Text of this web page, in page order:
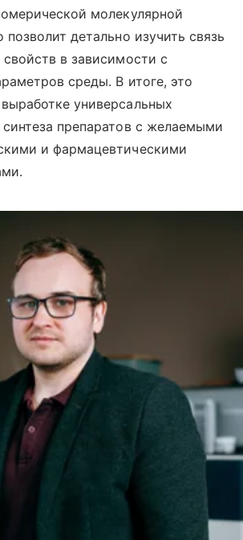
молекулярной
детально изучить связь
в зависимости с
среды. В итоге, это
универсальных
препаратов с желаемыми
и фармацевтическими